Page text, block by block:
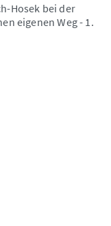
Hosek bei der
eigenen Weg - 1.